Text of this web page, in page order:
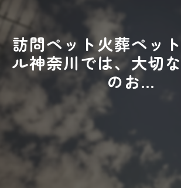
訪問ペット火葬ペッ
ル神奈川では、大切
のお...